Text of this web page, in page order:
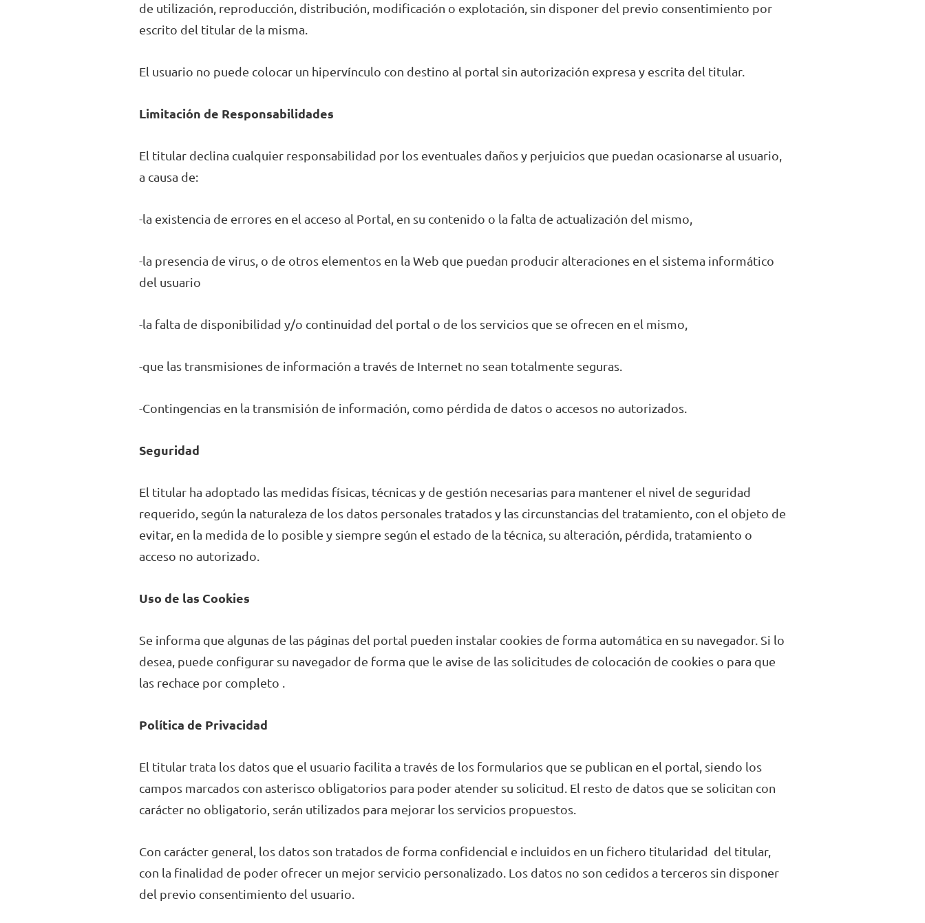
de utilización, reproducción, distribución, modificación o explotación, sin disponer del previo consentimiento por
escrito del titular de la misma.
El usuario no puede colocar un hipervínculo con destino al portal sin autorización expresa y escrita del titular.
Limitación de Responsabilidades
El titular declina cualquier responsabilidad por los eventuales daños y perjuicios que puedan ocasionarse al usuario,
a causa de:
-la existencia de errores en el acceso al Portal, en su contenido o la falta de actualización del mismo,
-la presencia de virus, o de otros elementos en la Web que puedan producir alteraciones en el sistema informático
del usuario
-la falta de disponibilidad y/o continuidad del portal o de los servicios que se ofrecen en el mismo,
-que las transmisiones de información a través de Internet no sean totalmente seguras.
-Contingencias en la transmisión de información, como pérdida de datos o accesos no autorizados.
Seguridad
El titular ha adoptado las medidas físicas, técnicas y de gestión necesarias para mantener el nivel de seguridad
requerido, según la naturaleza de los datos personales tratados y las circunstancias del tratamiento, con el objeto de
evitar, en la medida de lo posible y siempre según el estado de la técnica, su alteración, pérdida, tratamiento o
acceso no autorizado.
Uso de las Cookies
Se informa que algunas de las páginas del portal pueden instalar cookies de forma automática en su navegador. Si lo
desea, puede configurar su navegador de forma que le avise de las solicitudes de colocación de cookies o para que
las rechace por completo .
Política de Privacidad
El titular trata los datos que el usuario facilita a través de los formularios que se publican en el portal, siendo los
campos marcados con asterisco obligatorios para poder atender su solicitud. El resto de datos que se solicitan con
carácter no obligatorio, serán utilizados para mejorar los servicios propuestos.
Con carácter general, los datos son tratados de forma confidencial e incluidos en un fichero titularidad del titular,
con la finalidad de poder ofrecer un mejor servicio personalizado. Los datos no son cedidos a terceros sin disponer
del previo consentimiento del usuario.